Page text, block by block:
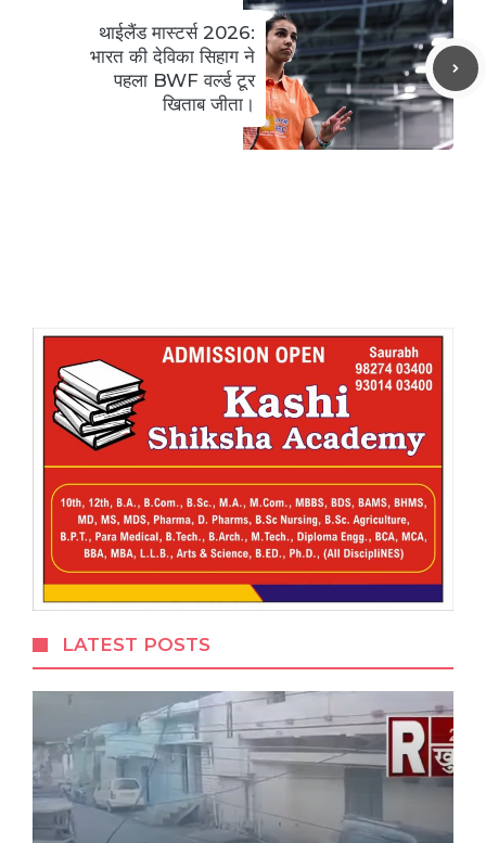
थाईलैंड मास्टर्स 2026:
भारत की देविका सिहाग ने
पहला BWF वर्ल्ड टूर
खिताब जीता।
LATEST POSTS